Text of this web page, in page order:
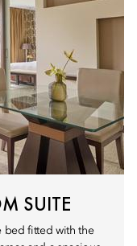
SUITE
bed fitted with the